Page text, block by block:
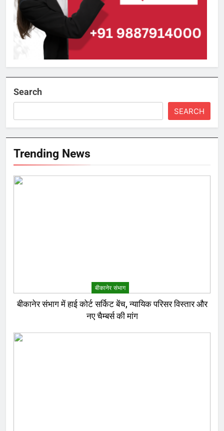
Search
SEARCH
Trending News
बीकानेर संभाग
बीकानेर संभाग में हाई कोर्ट सर्किट बेंच, न्यायिक परिसर विस्तार और
नए चैम्बर्स की मांग